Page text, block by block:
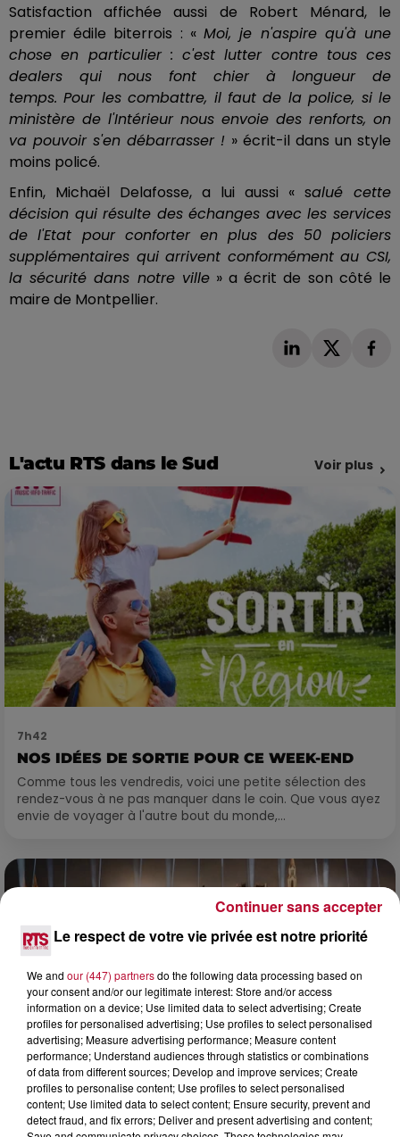
Satisfaction affichée aussi de Robert Ménard, le
premier édile biterrois : « Moi, je n'aspire qu'à une
chose en particulier : c'est lutter contre tous ces
dealers qui nous font chier à longueur de
temps. Pour les combattre, il faut de la police, si le
ministère de l'Intérieur nous envoie des renforts, on
va pouvoir s'en débarrasser ! » écrit-il dans un style
moins policé.
Enfin, Michaël Delafosse, a lui aussi « salué cette
décision qui résulte des échanges avec les services
de l'Etat pour conforter en plus des 50 policiers
supplémentaires qui arrivent conformément au CSI,
la sécurité dans notre ville» a écrit de son côté le
maire de Montpellier.
L'actu RTS dans le Sud Voir plus
7h42
NOS IDÉES DE SORTIE POUR CE WEEK-END
Comme tous les vendredis, voici une petite sélection des
rendez-vous à ne pas manquer dans le coin. Que vous ayez
envie de voyager à l'autre bout du monde,...
6 août 2026
NÎMES : « LE RÊVE DU GLADIATEUR » INVESTIT
Le respect de votre vie privée est notre priorité
We and our (447) partnersdo the following data processing based on
your consent and/or our legitimate interest: Store and/or access
information on a device; Use limited data to select advertising; Create
profiles for personalised advertising; Use profiles to select personalised
advertising; Measure advertising performance; Measure content
performance; Understand audiences through statistics or combinations
of data from different sources; Develop and improve services; Create
profiles to personalise content; Use profiles to select personalised
content; Use limited data to select content; Ensure security, prevent and
detect fraud, and fix errors; Deliver and present advertising and content;
Continuer sans accepter